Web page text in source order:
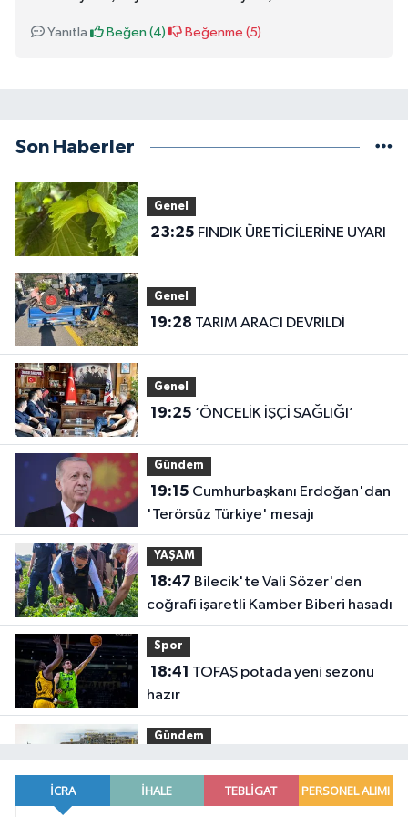
Yanıtla Beğen (4) Beğenme (5)
Son Haberler
Genel
23:25 FINDIK ÜRETİCİLERİNE UYARI
Genel
19:28 TARIM ARACI DEVRİLDİ
Genel
19:25 ‘ÖNCELİK İŞÇİ SAĞLIĞI’
Gündem
19:15
'Terörsüz Türkiye' mesajı
YAŞAM
18:47
coğrafi işaretli Kamber Biberi hasadı
Spor
18:41
hazır
Gündem
Eylül'de göreve başlayacak...
Gabar'da günlük petrol üretimi 83